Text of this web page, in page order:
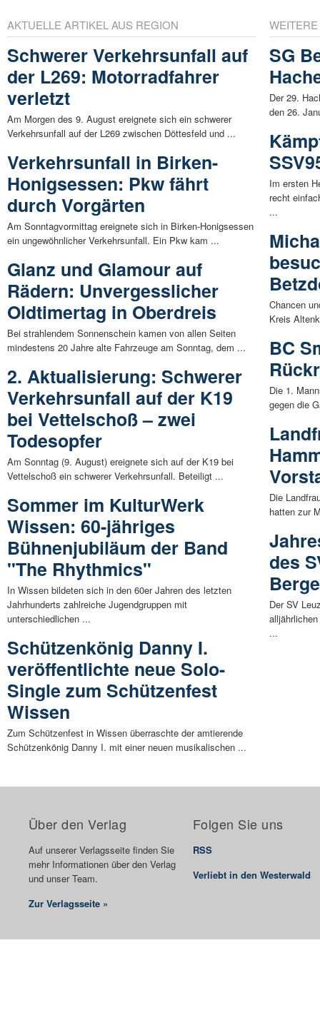
AKTUELLE ARTIKEL AUS REGION
Schwerer Verkehrsunfall auf
der L269: Motorradfahrer
verletzt
Am Morgen des 9. August ereignete sich ein schwerer
Verkehrsunfall auf der L269 zwischen Döttesfeld und ...
Verkehrsunfall in Birken-
Honigsessen: Pkw fährt
durch Vorgärten
Am Sonntagvormittag ereignete sich in Birken-Honigsessen
ein ungewöhnlicher Verkehrsunfall. Ein Pkw kam ...
Glanz und Glamour auf
Rädern: Unvergesslicher
Oldtimertag in Oberdreis
Bei strahlendem Sonnenschein kamen von allen Seiten
mindestens 20 Jahre alte Fahrzeuge am Sonntag, dem ...
2. Aktualisierung: Schwerer
Verkehrsunfall auf der K19
bei Vettelschoß – zwei
Todesopfer
Am Sonntag (9. August) ereignete sich auf der K19 bei
Vettelschoß ein schwerer Verkehrsunfall. Beteiligt ...
Sommer im KulturWerk
Wissen: 60-jähriges
Bühnenjubiläum der Band
"The Rhythmics"
In Wissen bildeten sich in den 60er Jahren des letzten
Jahrhunderts zahlreiche Jugendgruppen mit
unterschiedlichen ...
Schützenkönig Danny I.
veröffentlichte neue Solo-
Single zum Schützenfest
Wissen
Zum Schützenfest in Wissen überraschte der amtierende
Schützenkönig Danny I. mit einer neuen musikalischen ...
SG
Der 29.
den 26.
Im ersten
recht
...
Chancen
Kreis
BC
Die 1.
gegen die
Die
hatten zur
des
Der SV
...
Über den Verlag
Auf unserer Verlagsseite finden Sie
mehr Informationen über den Verlag
und unser Team.
Zur Verlagsseite »
Folgen Sie uns
RSS
Verliebt in den Westerwald